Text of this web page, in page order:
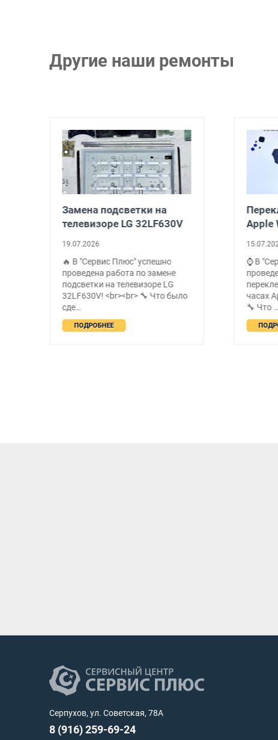
Другие наши ремонты
Замена подсветки на
телевизоре LG 32LF630V
19.07.2026
🔥 В "Сервис Плюс" успешно
проведена работа по замене
подсветки на телевизоре LG
32LF630V! <br><br> 🔧 Что было
сде…
ПОДРОБНЕЕ
Apple
⌚ В
часах
🔧 Что …
Серпухов, ул. Советская, 78А
8 (916) 259-69-24